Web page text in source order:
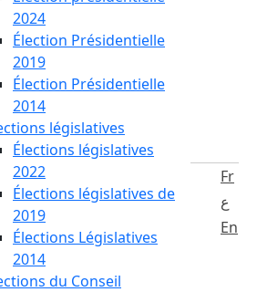
2024
Élection Présidentielle
2019
Élection Présidentielle
2014
législatives
Élections législatives
2022
Élections législatives de
2019
Élections Législatives
2014
du Conseil
Fr
ع
En